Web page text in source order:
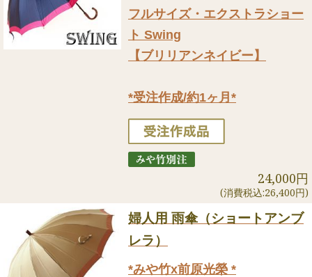
フルサイズ・エクストラショー
ト Swing
【ブリリアンネイビー】
*受注作成/約1ヶ月*
24,000円
(消費税込:26,400円)
婦人用 雨傘（ショートアンブ
レラ）
*みや竹x前原光榮 *